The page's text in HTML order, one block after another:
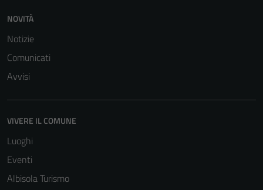
NOVITÀ
Notizie
Comunicati
Avvisi
VIVERE IL COMUNE
Luoghi
Eventi
Albisola Turismo